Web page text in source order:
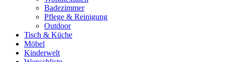
Badezimmer
Pflege & Reinigung
Outdoor
Tisch & Küche
Möbel
Kinderwelt